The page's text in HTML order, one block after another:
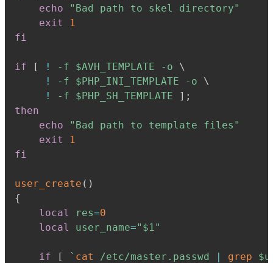
echo
"Bad path to skel directory"
exit
1
fi
if [ ! -f $AVH_TEMPLATE -o
\
!
-f $PHP_INI_TEMPLATE -o
\
!
-f $PHP_SH_TEMPLATE ] ;
then
echo
"Bad path to template files"
exit
1
fi
user_create ( )
{
local
res=0
local
user_name=" $1 "
if [ ` cat /etc/master.passwd | grep